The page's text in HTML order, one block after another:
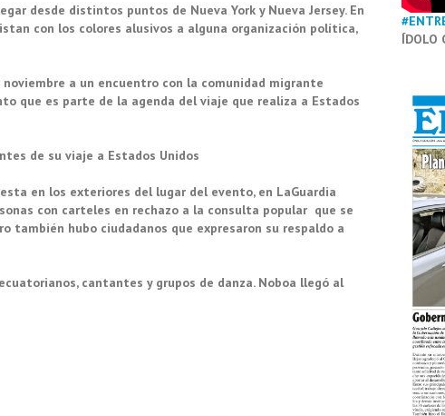
desde distintos puntos de Nueva York y Nueva Jersey. En
con los colores alusivos a alguna organización política,
a un encuentro con la comunidad migrante
que es parte de la agenda del viaje que realiza a Estados
de su viaje a Estados Unidos
en los exteriores del lugar del evento, en LaGuardia
con carteles en rechazo a la consulta popular que se
también hubo ciudadanos que expresaron su respaldo a
cantantes y grupos de danza. Noboa llegó al